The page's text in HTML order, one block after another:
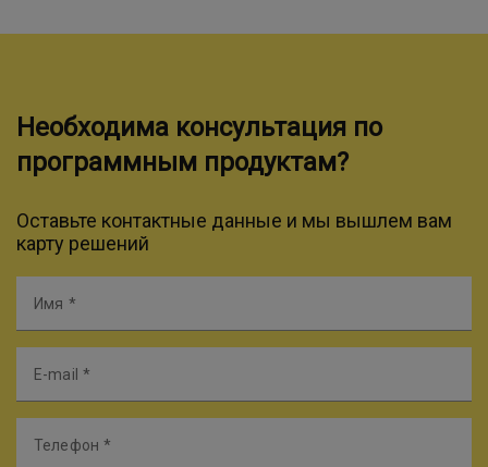
Необходима консультация по
программным продуктам?
Оставьте контактные данные и мы вышлем вам
карту решений
Имя
E-mail
Телефон